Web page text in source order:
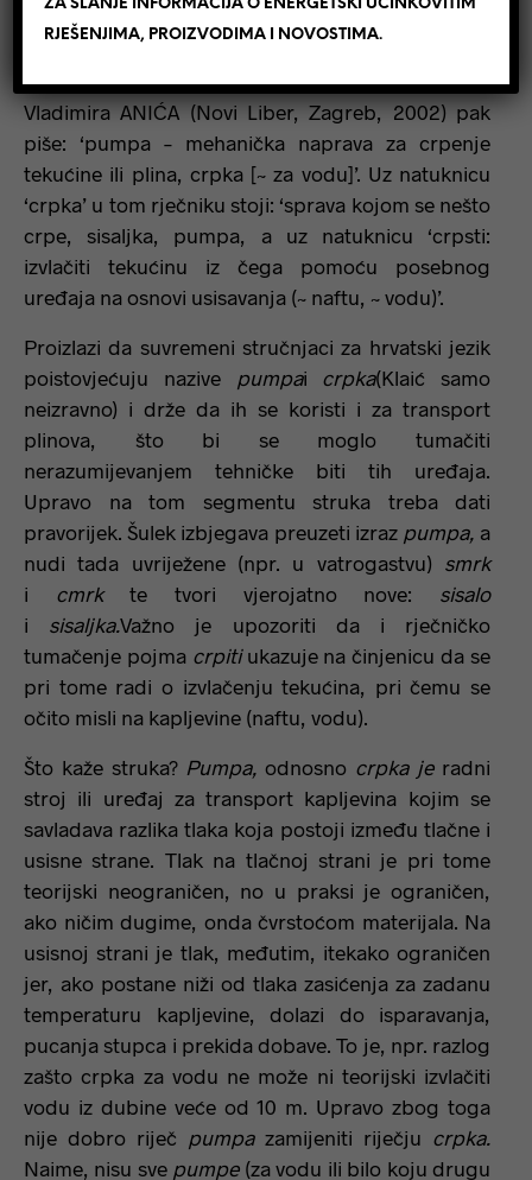
stoji: ‘pumpa, njem. (Pumpe) – sisaljka (za
izvlačenje vode, za uduhavanje zraka), šmrk,
crpka.’ U ‘Hrvatskom enciklopedijskom rječniku’
Vladimira ANIĆA (Novi Liber, Zagreb, 2002) pak
piše: ‘pumpa – mehanička naprava za crpenje
tekućine ili plina, crpka [~ za vodu]’. Uz natuknicu
‘crpka’ u tom rječniku stoji: ‘sprava kojom se nešto
crpe, sisaljka, pumpa, a uz natuknicu ‘crpsti:
izvlačiti tekućinu iz čega pomoću posebnog
uređaja na osnovi usisavanja (~ naftu, ~ vodu)’.
Proizlazi da suvremeni stručnjaci za hrvatski jezik
poistovjećuju nazive
pumpai crpka(Klaić samo
neizravno) i drže da ih se koristi i za transport
plinova, što bi se moglo tumačiti
nerazumijevanjem tehničke biti tih uređaja.
Upravo na tom segmentu struka treba dati
pravorijek. Šulek izbjegava preuzeti izraz pumpa, a
nudi tada uvriježene (npr. u vatrogastvu) smrk
i cmrkte tvori vjerojatno nove: sisalo
i sisaljka.Važno je upozoriti da i rječničko
tumačenje pojma crpitiukazuje na činjenicu da se
pri tome radi o izvlačenju tekućina, pri čemu se
očito misli na kapljevine (naftu, vodu).
Što kaže struka? Pumpa,odnosno crpka je radni
stroj ili uređaj za transport kapljevina kojim se
savladava razlika tlaka koja postoji između tlačne i
usisne strane. Tlak na tlačnoj strani je pri tome
teorijski neograničen, no u praksi je ograničen,
ako ničim dugime, onda čvrstoćom materijala. Na
usisnoj strani je tlak, međutim, itekako ograničen
jer, ako postane niži od tlaka zasićenja za zadanu
temperaturu kapljevine, dolazi do isparavanja,
pucanja stupca i prekida dobave. To je, npr. razlog
zašto crpka za vodu ne može ni teorijski izvlačiti
vodu iz dubine veće od 10 m. Upravo zbog toga
nije dobro riječ pumpa zamijeniti riječju crpka.
Naime, nisu sve pumpe (za vodu ili bilo koju drugu
ZA SLANJE INFORMACIJA O ENERGETSKI UČINKOVITIM
RJEŠENJIMA, PROIZVODIMA I NOVOSTIMA.